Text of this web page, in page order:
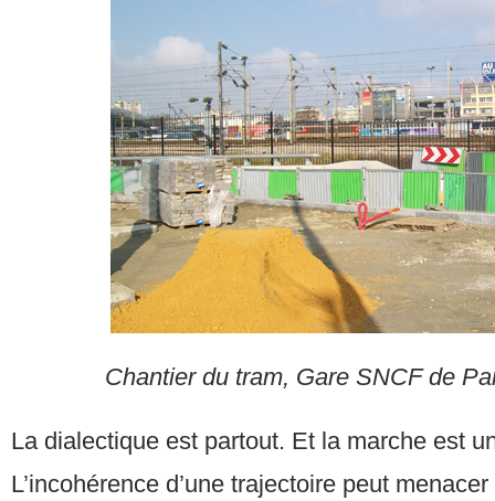
Chantier du tram, Gare SNCF de
La dialectique est partout. Et la marche est
L’incohérence d’une trajectoire peut menacer